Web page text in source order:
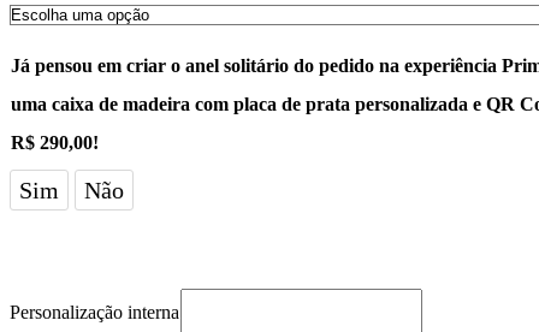
Já pensou em criar o anel solitário do pedido na experiência
uma caixa de madeira com placa de prata personalizada e QR
R$ 290,00!
Sim Não
Personalização interna